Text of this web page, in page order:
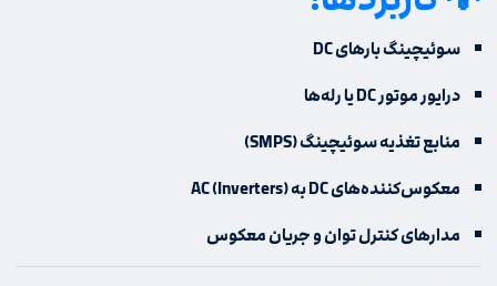
سوئیچینگ بارهای DC
درایور موتور DC یا رله‌ها
منابع تغذیه سوئیچینگ (SMPS)
معکوس‌کننده‌های DC به AC (Inverters)
مدارهای کنترل توان و جریان معکوس